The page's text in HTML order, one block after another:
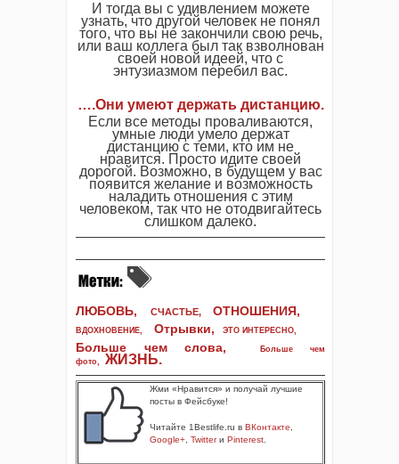
И тогда вы с удивлением можете
узнать, что другой человек не понял
того, что вы не закончили свою речь,
или ваш коллега был так взволнован
своей новой идеей, что с
энтузиазмом перебил вас.
….Они умеют держать дистанцию.
Если все методы проваливаются,
умные люди умело держат
дистанцию с теми, кто им не
нравится. Просто идите своей
дорогой. Возможно, в будущем у вас
появится желание и возможность
наладить отношения с этим
человеком, так что не отодвигайтесь
слишком далеко.
ЛЮБОВЬ, СЧАСТЬЕ, ОТНОШЕНИЯ,
ВДОХНОВЕНИЕ, Отрывки, ЭТО ИНТЕРЕСНО,
Больше чем слова,
Больше чем
фото, ЖИЗНЬ.
Жми «Нравится» и получай лучшие
посты в Фейсбуке!
Читайте 1Bestlife.ru в ВКонтакте
Google+ Twitterи Pinterest